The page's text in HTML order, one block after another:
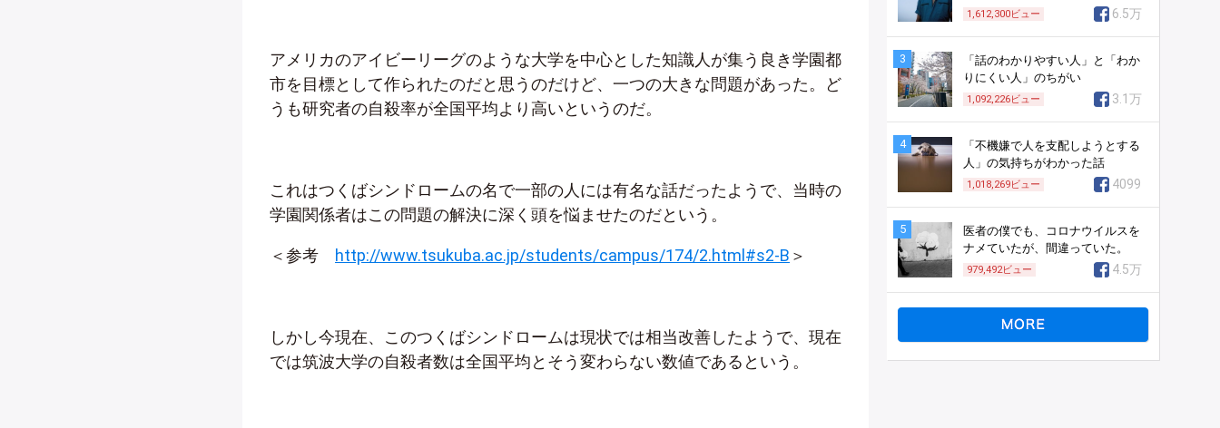
アメリカのアイビーリーグのような大学を中心とした知識人が集う良き学園都
市を目標として作られたのだと思うのだけど、一つの大きな問題があった。ど
うも研究者の自殺率が全国平均より高いというのだ。
これはつくばシンドロームの名で一部の人には有名な話だったようで、当時の
学園関係者はこの問題の解決に深く頭を悩ませたのだという。
＜参考 http://www.tsukuba.ac.jp/students/campus/174/2.html#s2-B ＞
しかし今現在、このつくばシンドロームは現状では相当改善したようで、現在
では筑波大学の自殺者数は全国平均とそう変わらない数値であるという。
1,612,300ビュー 6.5万
3
「話のわかりやすい人」と「わか
りにくい人」のちがい
1,092,226ビュー 3.1万
4
「不機嫌で人を支配しようとする
人」の気持ちがわかった話
1,018,269ビュー 4099
5
医者の僕でも、コロナウイルスを
ナメていたが、間違っていた。
979,492ビュー 4.5万